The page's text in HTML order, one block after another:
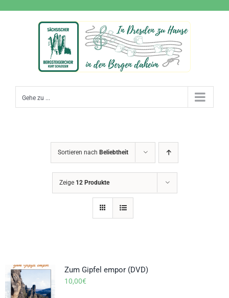
Gehe zu ...
Sortieren nach Beliebtheit
Zeige 12 Produkte
Zum Gipfel empor (DVD)
10,00€